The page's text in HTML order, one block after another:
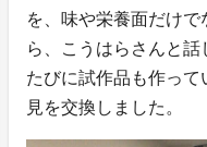
を、味や栄養面だけ
ら、こうはらさんと
たびに試作品も作っ
見を交換しました。